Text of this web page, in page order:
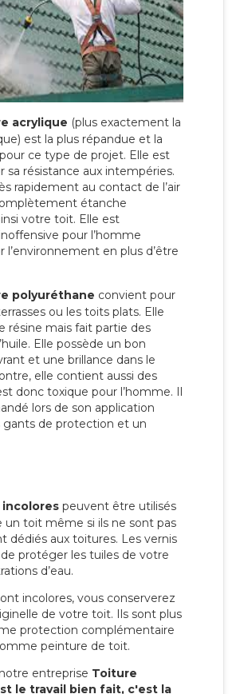
acrylique (plus exactement la
est la plus répandue et la
ce type de projet. Elle est
sa résistance aux intempéries.
rapidement au contact de l’air
étanche
votre toit. Elle est
pour l’homme
l’environnement en plus d’être
polyuréthane convient pour
ou les toits plats. Elle
résine mais fait partie des
Elle possède un bon
et une brillance dans le
elle contient aussi des
donc toxique pour l’homme. Il
lors de son application
gants de protection et un
incolores peuvent être utilisés
un toit même si ils ne sont pas
dédiés aux toitures. Les vernis
protéger les tuiles de votre
d’eau.
incolores, vous conserverez
de votre toit. Ils sont plus
protection complémentaire
peinture de toit.
entreprise Toiture
le travail bien fait, c'est la